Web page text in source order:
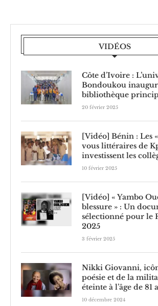
VIDÉOS
Côte d’Ivoire :
Bondoukou
bibliothèque
20 février 2025
[Vidéo] Bénin : Les
vous littéraires de
investissent les
10 février 2025
[Vidéo] « Yambo
blessure » : Un
sélectionné pour le
2025
3 février 2025
Nikki Giovanni,
poésie et de la
éteinte à l’âge de 81
10 décembre 2024